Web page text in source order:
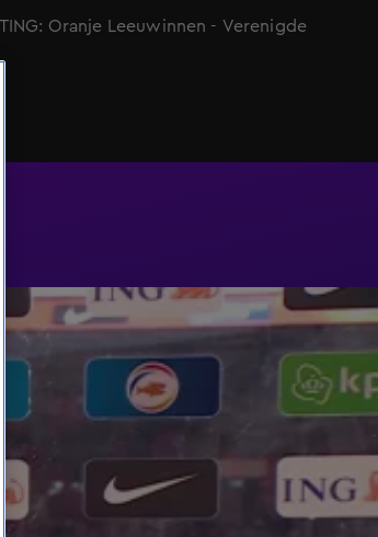
Oranje Leeuwinnen - Verenigde